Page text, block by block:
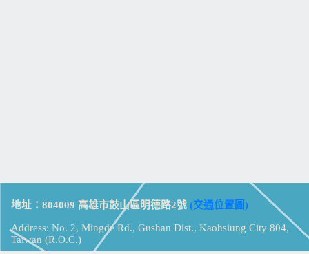
地址：804009 高雄市鼓山區明德路2號 (交通位置圖)
Address: No. 2, Mingde Rd., Gushan Dist., Kaohsiung City 804,
Taiwan (R.O.C.)